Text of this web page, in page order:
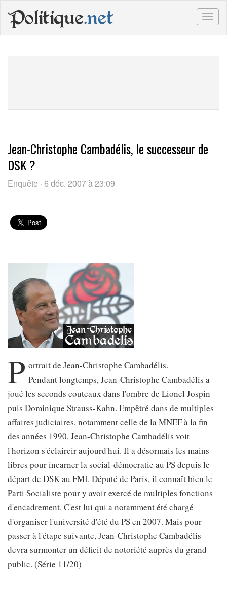
Politique.net
Jean-Christophe Cambadélis, le successeur de
DSK ?
Enquête · 6 déc. 2007 à 23:09
P ortrait de Jean-Christophe Cambadélis.
Pendant longtemps, Jean-Christophe Cambadélis a
joué les seconds couteaux dans l'ombre de Lionel Jospin
puis Dominique Strauss-Kahn. Empêtré dans de multiples
affaires judiciaires, notamment celle de la MNEF à la fin
des années 1990, Jean-Christophe Cambadélis voit
l'horizon s'éclaircir aujourd'hui. Il a désormais les mains
libres pour incarner la social-démocratie au PS depuis le
départ de DSK au FMI. Député de Paris, il connaît bien le
Parti Socialiste pour y avoir exercé de multiples fonctions
d'encadrement. C'est lui qui a notamment été chargé
d'organiser l'université d'été du PS en 2007. Mais pour
passer à l'étape suivante, Jean-Christophe Cambadélis
devra surmonter un déficit de notoriété auprès du grand
public. (Série 11/20)